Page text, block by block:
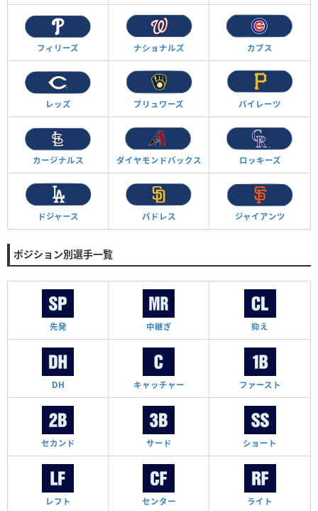
フィリーズ ナショナルズ カブス
レッズ ブリュワーズ パイレーツ
カージナルス ダイヤモンドバックス ロッキーズ
ドジャース パドレス ジャイアンツ
ポジション別選手一覧
先発 中継ぎ 抑え
DH キャッチャー ファースト
セカンド サード ショート
レフト センター ライト